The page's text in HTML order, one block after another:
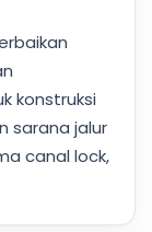
konstruksi
sarana jalur
canal lock,